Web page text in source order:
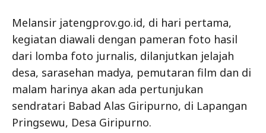
Melansir jatengprov.go.id, di hari pertama,
kegiatan diawali dengan pameran foto hasil
dari lomba foto jurnalis, dilanjutkan jelajah
desa, sarasehan madya, pemutaran film dan di
malam harinya akan ada pertunjukan
sendratari Babad Alas Giripurno, di Lapangan
Pringsewu, Desa Giripurno.